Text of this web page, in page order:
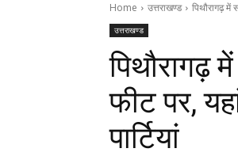
Home उत्तराखण्ड पिथौरागढ़
उत्तराखण्ड
फीट पर,
पार्टियां